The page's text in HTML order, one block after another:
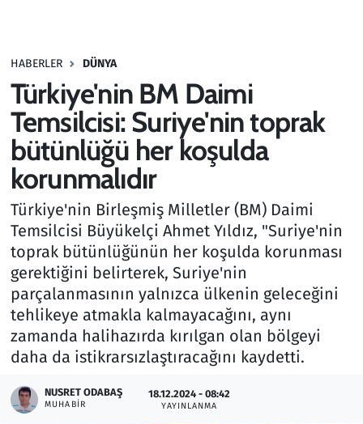
HABERLER DÜNYA
Türkiye'nin BM Daimi
Temsilcisi: Suriye'nin toprak
bütünlüğü her koşulda
korunmalıdır
Türkiye'nin Birleşmiş Milletler (BM) Daimi
Temsilcisi Büyükelçi Ahmet Yıldız, "Suriye'nin
toprak bütünlüğünün her koşulda korunması
gerektiğini belirterek, Suriye'nin
parçalanmasının yalnızca ülkenin geleceğini
tehlikeye atmakla kalmayacağını, aynı
zamanda halihazırda kırılgan olan bölgeyi
daha da istikrarsızlaştıracağını kaydetti.
NUSRET ODABAŞ
MUHABIR
18.12.2024 - 08:42
YAYINLANMA
Haber
Kültür Sanat
Kurumsal Haberler
Lezzet Durağı
Memur ve Kamu
Otomobil
Oyun
Ramazan
Resmi İlanlar